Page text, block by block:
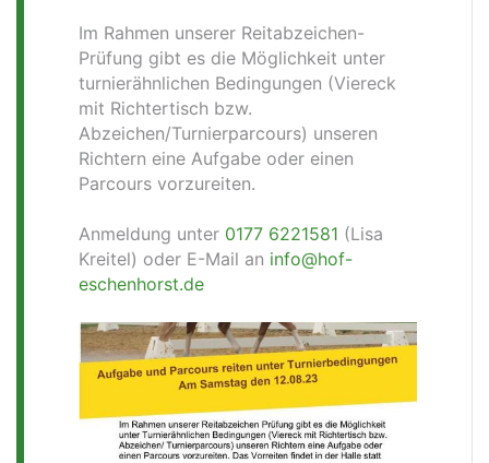
Im Rahmen unserer Reitabzeichen-
Prüfung gibt es die Möglichkeit unter
turnierähnlichen Bedingungen (Viereck
mit Richtertisch bzw.
Abzeichen/Turnierparcours) unseren
Richtern eine Aufgabe oder einen
Parcours vorzureiten.
Anmeldung unter 0177 6221581 (Lisa
Kreitel) oder E-Mail an info@hof-
eschenhorst.de